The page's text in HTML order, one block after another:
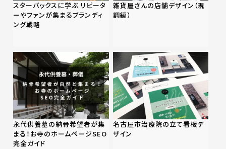
スターバックスに学ぶ リピータ
ーやファンが集まるブランディ
ング戦略
雑貨屋さんの店舗デザイン（現
調編）
永代供養墓の納骨希望者が集
まる！お寺のホームページSEO
完全ガイド
名古屋市治療院の立て看板デ
ザイン